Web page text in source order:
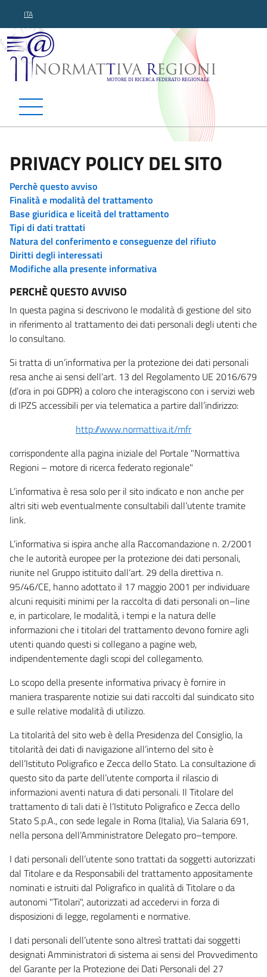
ITA
Normattiva Regioni -
PRIVACY POLICY DEL SITO
Perchè questo avviso
Finalità e modalità del trattamento
Base giuridica e liceità del trattamento
Tipi di dati trattati
Natura del conferimento e conseguenze del rifiuto
Diritti degli interessati
Modifiche alla presente informativa
PERCHÈ QUESTO AVVISO
In questa pagina si descrivono le modalità di gestione del sito
in riferimento al trattamento dei dati personali degli utenti che
lo consultano.
Si tratta di un’informativa per la protezione dei dati personali
resa anche ai sensi dell’art. 13 del Regolamento UE 2016/679
(d’ora in poi GDPR) a coloro che interagiscono con i servizi web
di IPZS accessibili per via telematica a partire dall’indirizzo:
http://www.normattiva.it/mfr
corrispondente alla pagina iniziale del Portale "Normattiva
Regioni – motore di ricerca federato regionale"
L’informativa è resa solo per il sito indicato e non anche per
altri siti web eventualmente consultabili dall’utente tramite
link.
L’informativa si ispira anche alla Raccomandazione n. 2/2001
che le autorità europee per la protezione dei dati personali,
riunite nel Gruppo istituito dall’art. 29 della direttiva n.
95/46/CE, hanno adottato il 17 maggio 2001 per individuare
alcuni requisiti minimi per la raccolta di dati personali on–line
e, in particolare, le modalità, i tempi e la natura delle
informazioni che i titolari del trattamento devono fornire agli
utenti quando questi si collegano a pagine web,
indipendentemente dagli scopi del collegamento.
Lo scopo della presente informativa privacy è fornire in
maniera trasparente notizie sui dati raccolti dal suindicato sito
e sulle relative modalità di utilizzo.
La titolarità del sito web è della Presidenza del Consiglio, la
titolarità dei dati di navigazione all’interno del sito è
dell’Istituto Poligrafico e Zecca dello Stato. La consultazione di
questo sito da parte dell’utente comporta il rilascio di
informazioni aventi natura di dati personali. Il Titolare del
trattamento di tali dati è l’Istituto Poligrafico e Zecca dello
Stato S.p.A., con sede legale in Roma (Italia), Via Salaria 691,
nella persona dell’Amministratore Delegato pro–tempore.
I dati personali dell’utente sono trattati da soggetti autorizzati
dal Titolare e da Responsabili del trattamento appositamente
nominati e istruiti dal Poligrafico in qualità di Titolare o da
autonomi "Titolari", autorizzati ad accedervi in forza di
disposizioni di legge, regolamenti e normative.
I dati personali dell’utente sono altresì trattati dai soggetti
designati Amministratori di sistema ai sensi del Provvedimento
del Garante per la Protezione dei Dati Personali del 27